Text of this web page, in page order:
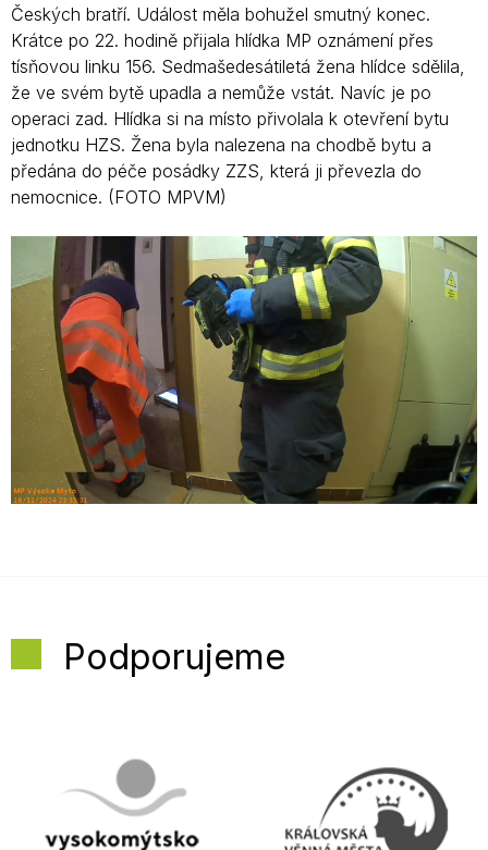
Českých bratří. Událost měla bohužel smutný konec.
Krátce po 22. hodině přijala hlídka MP oznámení přes
tísňovou linku 156. Sedmašedesátiletá žena hlídce sdělila,
že ve svém bytě upadla a nemůže vstát. Navíc je po
operaci zad. Hlídka si na místo přivolala k otevření bytu
jednotku HZS. Žena byla nalezena na chodbě bytu a
předána do péče posádky ZZS, která ji převezla do
nemocnice. (FOTO MPVM)
Podporujeme